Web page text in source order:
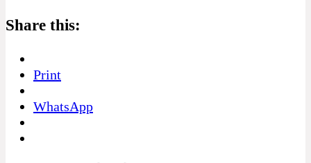
Share this:
Print
WhatsApp